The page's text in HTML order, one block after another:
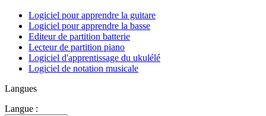
Logiciel pour apprendre la guitare
Logiciel pour apprendre la basse
Editeur de partition batterie
Lecteur de partition piano
Logiciel d'apprentissage du ukulélé
Logiciel de notation musicale
Langues
Langue :